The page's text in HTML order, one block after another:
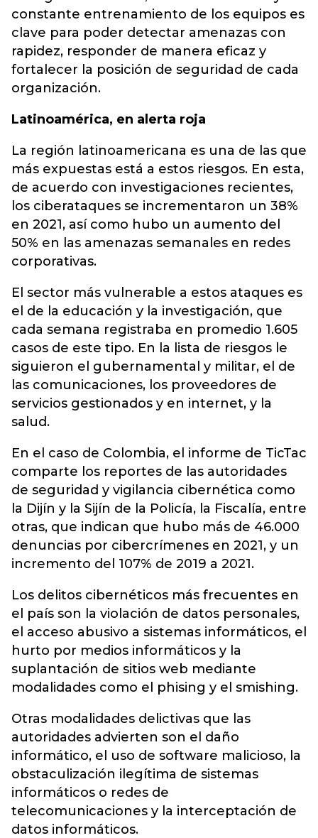
constante entrenamiento de los equipos es
clave para poder detectar amenazas con
rapidez, responder de manera eficaz y
fortalecer la posición de seguridad de cada
organización.
Latinoamérica, en alerta roja
La región latinoamericana es una de las que
más expuestas está a estos riesgos. En esta,
de acuerdo con investigaciones recientes,
los ciberataques se incrementaron un 38%
en 2021, así como hubo un aumento del
50% en las amenazas semanales en redes
corporativas.
El sector más vulnerable a estos ataques es
el de la educación y la investigación, que
cada semana registraba en promedio 1.605
casos de este tipo. En la lista de riesgos le
siguieron el gubernamental y militar, el de
las comunicaciones, los proveedores de
servicios gestionados y en internet, y la
salud.
En el caso de Colombia, el informe de TicTac
comparte los reportes de las autoridades
de seguridad y vigilancia cibernética como
la Dijín y la Sijín de la Policía, la Fiscalía, entre
otras, que indican que hubo más de 46.000
denuncias por cibercrímenes en 2021, y un
incremento del 107% de 2019 a 2021.
Los delitos cibernéticos más frecuentes en
el país son la violación de datos personales,
el acceso abusivo a sistemas informáticos, el
hurto por medios informáticos y la
suplantación de sitios web mediante
modalidades como el phising y el smishing.
Otras modalidades delictivas que las
autoridades advierten son el daño
informático, el uso de software malicioso, la
obstaculización ilegítima de sistemas
informáticos o redes de
telecomunicaciones y la interceptación de
datos informáticos.